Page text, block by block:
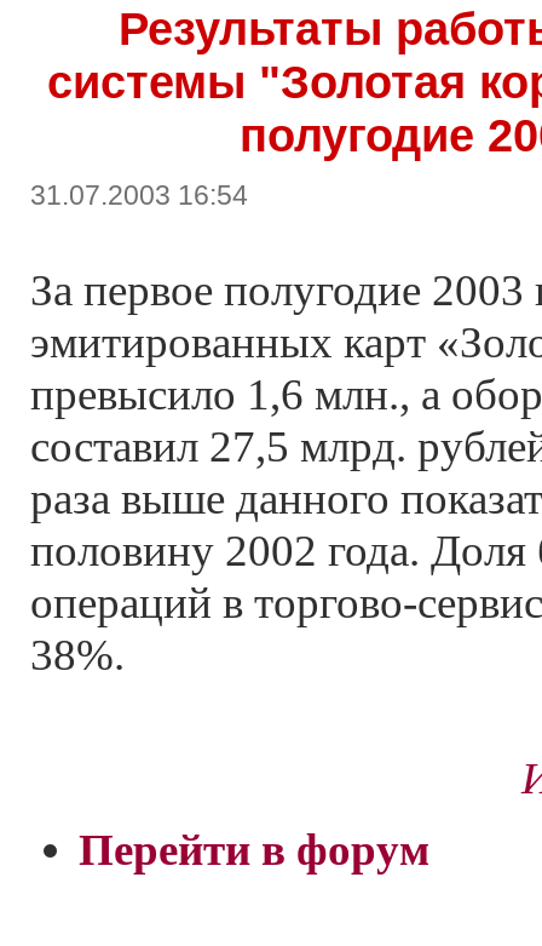
Результаты
системы "Золотая
полугодие
31.07.2003 16:54
За первое полугодие 2003
эмитированных карт
превысило 1,6 млн., а
составил 27,5 млрд.
раза выше данного
половину 2002 года.
операций в торгово-
38%.
Перейти в форум